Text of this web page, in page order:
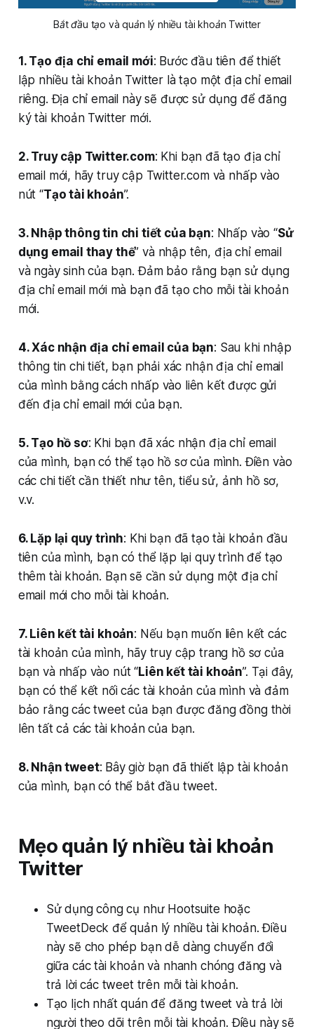
Bắt đầu tạo và quản lý nhiều tài khoản Twitter
1. Tạo địa chỉ email mới: Bước đầu tiên để thiết
lập nhiều tài khoản Twitter là tạo một địa chỉ email
riêng. Địa chỉ email này sẽ được sử dụng để đăng
ký tài khoản Twitter mới.
2. Truy cập Twitter.com: Khi bạn đã tạo địa chỉ
email mới, hãy truy cập Twitter.com và nhấp vào
nút “Tạo tài khoản”.
3. Nhập thông tin chi tiết của bạn: Nhấp vào “Sử
dụng email thay thế” và nhập tên, địa chỉ email
và ngày sinh của bạn. Đảm bảo rằng bạn sử dụng
địa chỉ email mới mà bạn đã tạo cho mỗi tài khoản
mới.
4. Xác nhận địa chỉ email của bạn: Sau khi nhập
thông tin chi tiết, bạn phải xác nhận địa chỉ email
của mình bằng cách nhấp vào liên kết được gửi
đến địa chỉ email mới của bạn.
5. Tạo hồ sơ: Khi bạn đã xác nhận địa chỉ email
của mình, bạn có thể tạo hồ sơ của mình. Điền vào
các chi tiết cần thiết như tên, tiểu sử, ảnh hồ sơ,
v.v.
6. Lặp lại quy trình: Khi bạn đã tạo tài khoản đầu
tiên của mình, bạn có thể lặp lại quy trình để tạo
thêm tài khoản. Bạn sẽ cần sử dụng một địa chỉ
email mới cho mỗi tài khoản.
7. Liên kết tài khoản: Nếu bạn muốn liên kết các
tài khoản của mình, hãy truy cập trang hồ sơ của
bạn và nhấp vào nút “Liên kết tài khoản”. Tại đây,
bạn có thể kết nối các tài khoản của mình và đảm
bảo rằng các tweet của bạn được đăng đồng thời
lên tất cả các tài khoản của bạn.
8. Nhận tweet: Bây giờ bạn đã thiết lập tài khoản
của mình, bạn có thể bắt đầu tweet.
Mẹo quản lý nhiều tài khoản
Twitter
Sử dụng công cụ như Hootsuite hoặc
TweetDeck để quản lý nhiều tài khoản. Điều
này sẽ cho phép bạn dễ dàng chuyển đổi
giữa các tài khoản và nhanh chóng đăng và
trả lời các tweet trên mỗi tài khoản.
Tạo lịch nhất quán để đăng tweet và trả lời
người theo dõi trên mỗi tài khoản. Điều này sẽ